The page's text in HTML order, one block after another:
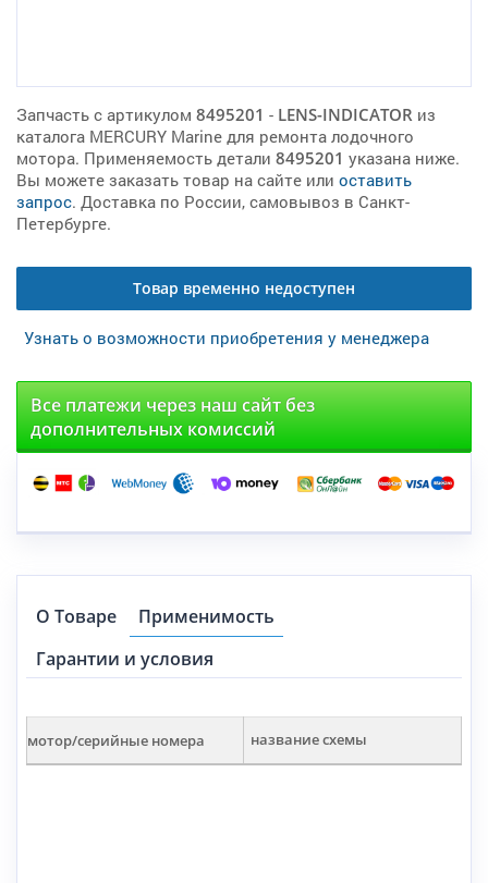
Запчасть с артикулом 8495201 - LENS-INDICATOR из
каталога MERCURY Marine для ремонта лодочного
мотора. Применяемость детали 8495201 указана ниже.
Вы можете заказать товар на сайте или оставить
запрос. Доставка по России, самовывоз в Санкт-
Петербурге.
Товар временно недоступен
Узнать о возможности приобретения у менеджера
Все платежи через наш сайт без
дополнительных комиссий
О Товаре
Применимость
Гарантии и условия
мотор/серийные номера название схемы